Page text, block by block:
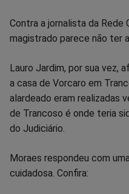
Contra a jornalista da Rede
magistrado parece não ter
Lauro Jardim, por sua vez,
a casa de Vorcaro em
alardeado eram realizadas
de Trancoso é onde teria
do Judiciário.
Moraes respondeu com
cuidadosa. Confira: